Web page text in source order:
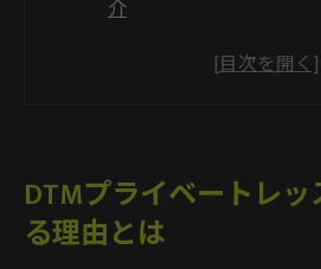
介
音楽制作初心者にDTM
プロ志向も納得のDTM
マンツーマンで学ぶDTMスク
DTMプライベートレ
る理由とは